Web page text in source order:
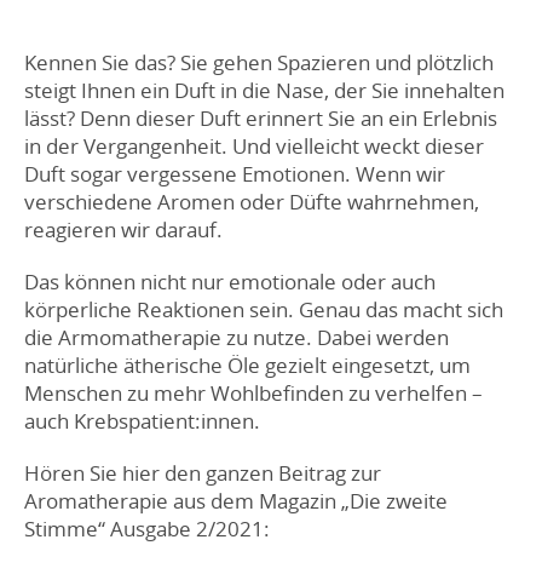
Kennen Sie das? Sie gehen Spazieren und plötzlich
steigt Ihnen ein Duft in die Nase, der Sie innehalten
lässt? Denn dieser Duft erinnert Sie an ein Erlebnis
in der Vergangenheit. Und vielleicht weckt dieser
Duft sogar vergessene Emotionen. Wenn wir
verschiedene Aromen oder Düfte wahrnehmen,
reagieren wir darauf.
Das können nicht nur emotionale oder auch
körperliche Reaktionen sein. Genau das macht sich
die Armomatherapie zu nutze. Dabei werden
natürliche ätherische Öle gezielt eingesetzt, um
Menschen zu mehr Wohlbefinden zu verhelfen –
auch Krebspatient:innen.
Hören Sie hier den ganzen Beitrag zur
Aromatherapie aus dem Magazin „Die zweite
Stimme“ Ausgabe 2/2021: